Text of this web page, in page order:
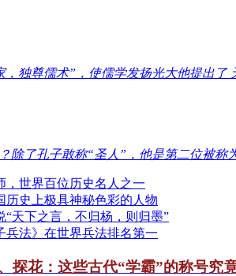
，独尊儒术”，使儒学发扬光大他提出了
除了孔子敢称“圣人”，他是第二位被称
，世界百位历史名人之一
历史上极具神秘色彩的人物
“天下之言，不归杨，则归墨”
兵法》在世界兵法排名第一
探花：这些古代“学霸”的称号究